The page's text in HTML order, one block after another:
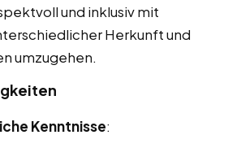
und inklusiv mit
Herkunft und
umzugehen.
Kenntnisse: